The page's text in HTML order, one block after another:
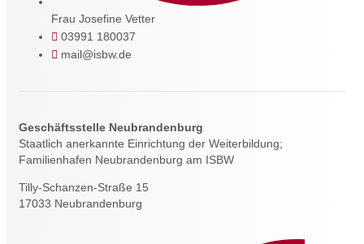
Frau Josefine Vetter
03991 180037
mail@isbw.de
Geschäftsstelle Neubrandenburg
Staatlich anerkannte Einrichtung der Weiterbildung;
Familienhafen Neubrandenburg am ISBW
Tilly-Schanzen-Straße 15
17033 Neubrandenburg